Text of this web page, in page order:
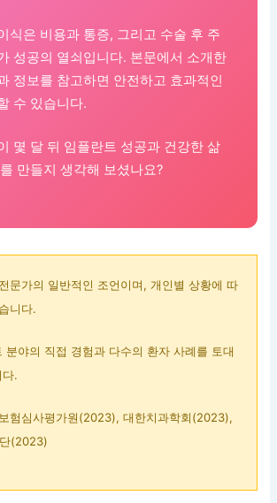
식은 비용과 통증, 그리고 수술 후 주
성공의 열쇠입니다. 본문에서 소개한
정보를 참고하면 안전하고 효과적인
수 있습니다.
몇 달 뒤 임플란트 성공과 건강한 삶
만들지 생각해 보셨나요?
문가의 일반적인 조언이며, 개인별 상황에 따
니다.
분야의 직접 경험과 다수의 환자 사례를 토대
다.
험심사평가원(2023), 대한치과학회(2023),
(2023)